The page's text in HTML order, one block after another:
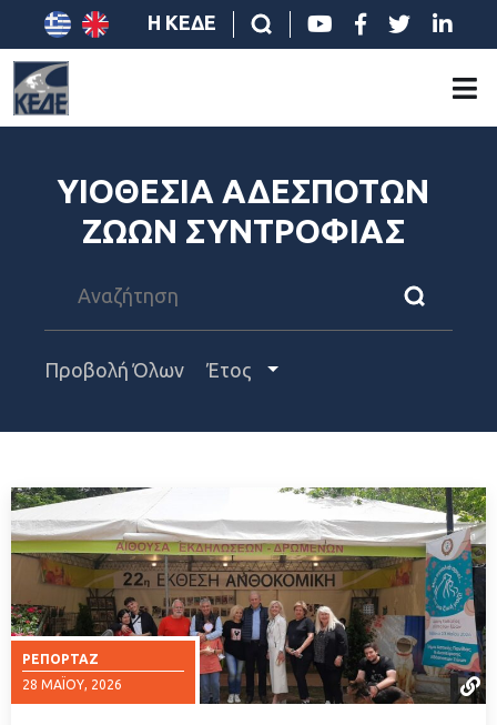
Η ΚΕΔΕ
ΥΙΟΘΕΣΙΑ ΑΔΕΣΠΟΤΩΝ
ΖΩΩΝ ΣΥΝΤΡΟΦΙΑΣ
Προβολή Όλων Έτος
ΡΕΠΟΡΤΆΖ
28 ΜΑΪ́ΟΥ, 2026